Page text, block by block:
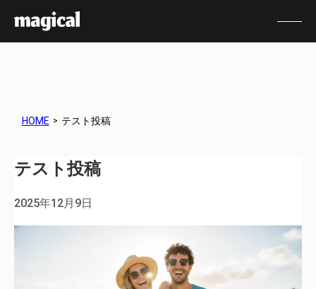
HOME テスト投稿
テスト投稿
2025年12月9日